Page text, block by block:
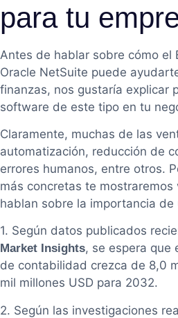
para tu
Antes de hablar sobre cómo el
Oracle NetSuite puede
finanzas, nos gustaría explicar
software de este tipo en tu
Claramente, muchas de las
automatización, reducción de
errores humanos, entre otros.
más concretas te
hablan sobre la importancia de
1. Según datos publicados
Market Insights, se espera que
de contabilidad crezca de 8,0
mil millones USD para 2032.
2. Según las investigaciones